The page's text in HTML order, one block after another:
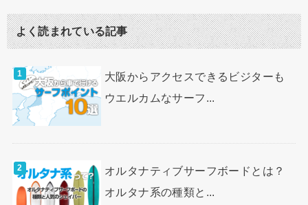
よく読まれている記事
大阪からアクセスできるビジターも
ウエルカムなサーフ...
オルタナティブサーフボードとは？
オルタナ系の種類と...